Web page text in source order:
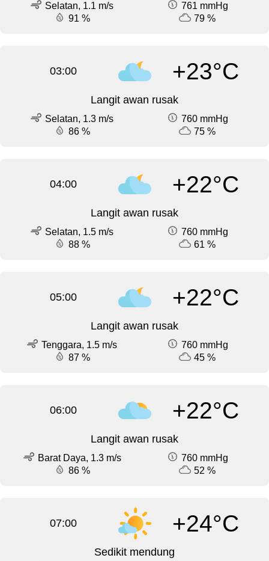
Selatan, 1.1 m/s
761 mmHg
91 %
79 %
03:00 +23°C
Langit awan rusak
Selatan, 1.3 m/s
760 mmHg
86 %
75 %
04:00 +22°C
Langit awan rusak
Selatan, 1.5 m/s
760 mmHg
88 %
61 %
05:00 +22°C
Langit awan rusak
Tenggara, 1.5 m/s
760 mmHg
87 %
45 %
06:00 +22°C
Langit awan rusak
Barat Daya, 1.3 m/s
760 mmHg
86 %
52 %
07:00 +24°C
Sedikit mendung